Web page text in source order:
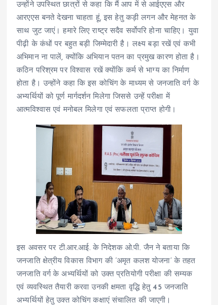
उन्होंने उपस्थित छात्रों से कहा कि मैं आप में से आईएएस और
आरएएस बनते देखना चाहता हूं, इस हेतु कड़ी लगन और मेहनत के
साथ जुट जाएं। हमारे लिए राष्ट्र सदैव सर्वोपरि होना चाहिए। युवा
पीढ़ी के कंधों पर बहुत बड़ी जिम्मेदारी है। लक्ष्य बड़ा रखें एवं कभी
अभिमान ना पालें, क्योंकि अभियान पतन का प्रमुख कारण होता है।
कठिन परिश्रम पर विश्वास रखें क्योंकि कर्म से भाग्य का निर्माण
होता है। उन्होंने कहा कि इस कोचिंग के माध्यम से जनजाति वर्ग के
अभ्यर्थियों को पूर्ण मार्गदर्शन मिलेगा जिससे उन्हें परीक्षा में
आत्मविश्वास एवं मनोबल मिलेगा एवं सफलता प्राप्त होगी।
इस अवसर पर टी.आर.आई. के निदेशक ओ.पी. जैन ने बताया कि
जनजाति क्षेत्रीय विकास विभाग की ’अमृत कलश योजना’ के तहत
जनजाति वर्ग के अभ्यर्थियों को उक्त प्रतियोगी परीक्षा की सम्यक
एवं व्यवस्थित तैयारी करवा उनकी क्षमता वृद्धि हेतु 45 जनजाति
अभ्यर्थियों हेतु उक्त कोचिंग कक्षाएं संचालित की जाएगी।